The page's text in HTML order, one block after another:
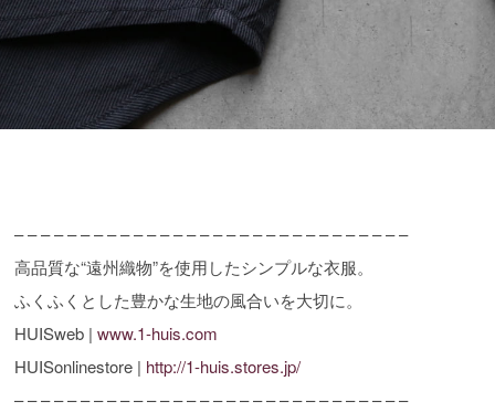
– – – – – – – – – – – – – – – – – – – – – – – – – – – – – –
高品質な“遠州織物”を使用したシンプルな衣服。
ふくふくとした豊かな生地の風合いを大切に。
HUISweb |www.1-huis.com
HUISonlinestore | http://1-huis.stores.jp/
– – – – – – – – – – – – – – – – – – – – – – – – – – – – – –